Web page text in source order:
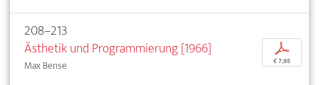
208–213
Ästhetik und Programmierung [1966]
Max Bense
p
€ 7,95